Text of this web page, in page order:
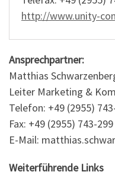
http://www.unity-
Ansprechpartner:
Matthias
Leiter Marketing &
Telefon: +49 (2955)
Fax: +49 (2955) 743-299
E-Mail:
Weiterführende Links